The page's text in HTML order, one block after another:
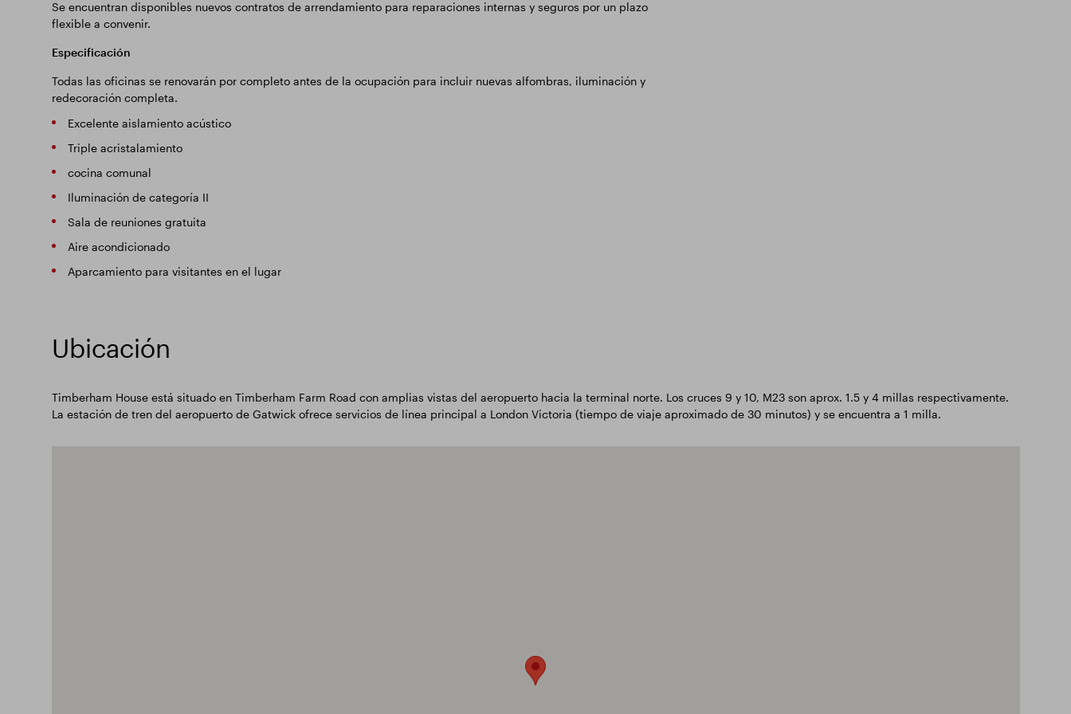
Se encuentran disponibles nuevos contratos de arrendamiento para reparaciones internas y seguros por un plazo
flexible a convenir.
Especificación
Todas las oficinas se renovarán por completo antes de la ocupación para incluir nuevas alfombras, iluminación y
redecoración completa.
Excelente aislamiento acústico
Triple acristalamiento
cocina comunal
Iluminación de categoría II
Sala de reuniones gratuita
Aire acondicionado
Aparcamiento para visitantes en el lugar
Ubicación
Timberham House está situado en Timberham Farm Road con amplias vistas del aeropuerto hacia la terminal norte. Los cruces 9 y 10, M23 son aprox. 1.5 y 4 millas respectivamente.
La estación de tren del aeropuerto de Gatwick ofrece servicios de línea principal a London Victoria (tiempo de viaje aproximado de 30 minutos) y se encuentra a 1 milla.